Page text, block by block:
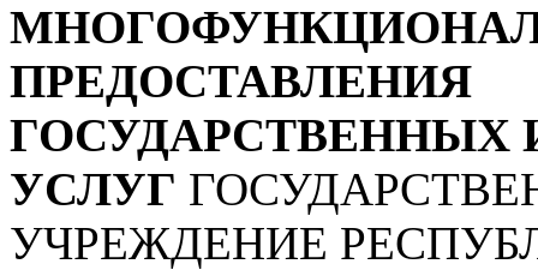
ПРЕДОСТАВЛЕНИЯ
УСЛУГ
УЧРЕЖДЕНИЕ